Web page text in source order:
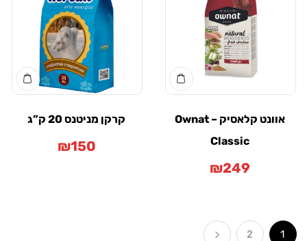
אוונט קלאסיק – Ownat
Classic
₪
קרקן מניטנס 20 ק”ג
₪
2